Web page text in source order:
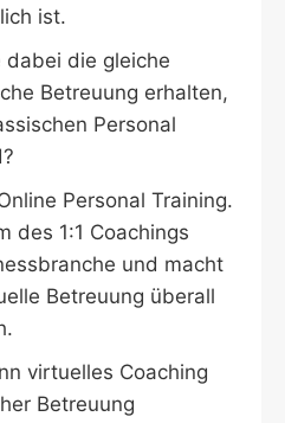
ist.
dabei die gleiche
Betreuung erhalten,
Personal
Personal Training.
des 1:1 Coachings
und macht
Betreuung überall
virtuelles Coaching
Betreuung